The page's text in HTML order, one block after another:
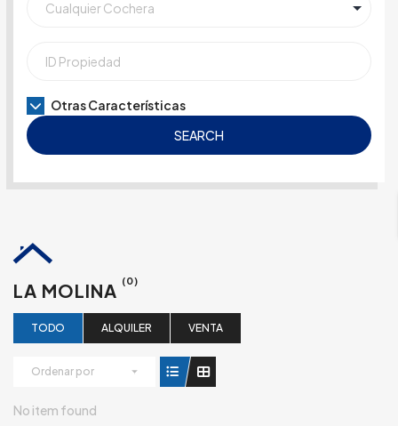
Otras Características
SEARCH
LA MOLINA (0)
TODO ALQUILER VENTA
Ordenar por
No item found